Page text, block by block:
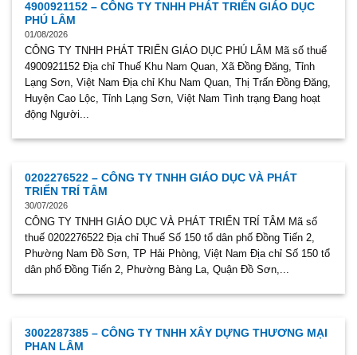
4900921152 – CÔNG TY TNHH PHÁT TRIỂN GIÁO DỤC
PHÚ LÂM
01/08/2026
CÔNG TY TNHH PHÁT TRIỂN GIÁO DỤC PHÚ LÂM Mã số thuế
4900921152 Địa chỉ Thuế Khu Nam Quan, Xã Đồng Đăng, Tỉnh
Lạng Sơn, Việt Nam Địa chỉ Khu Nam Quan, Thị Trấn Đồng Đăng,
Huyện Cao Lộc, Tỉnh Lạng Sơn, Việt Nam Tình trạng Đang hoạt
động Người...
0202276522 – CÔNG TY TNHH GIÁO DỤC VÀ PHÁT
TRIỂN TRÍ TÂM
30/07/2026
CÔNG TY TNHH GIÁO DỤC VÀ PHÁT TRIỂN TRÍ TÂM Mã số
thuế 0202276522 Địa chỉ Thuế Số 150 tổ dân phố Đồng Tiến 2,
Phường Nam Đồ Sơn, TP Hải Phòng, Việt Nam Địa chỉ Số 150 tổ
dân phố Đồng Tiến 2, Phường Bàng La, Quận Đồ Sơn,...
3002287385 – CÔNG TY TNHH XÂY DỰNG THƯƠNG MẠI
PHAN LÂM